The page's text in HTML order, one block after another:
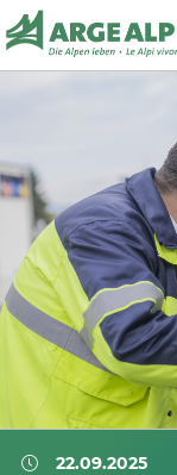
22.09.2025